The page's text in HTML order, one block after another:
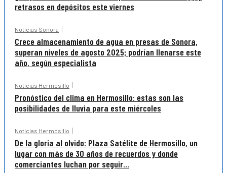
retrasos en depósitos este viernes
Noticias Sonora
Crece almacenamiento de agua en presas de Sonora,
superan niveles de agosto 2025; podrían llenarse este
año, según especialista
Noticias Hermosillo
Pronóstico del clima en Hermosillo: estas son las
posibilidades de lluvia para este miércoles
Noticias Hermosillo
De la gloria al olvido: Plaza Satélite de Hermosillo, un
lugar con más de 30 años de recuerdos y donde
comerciantes luchan por seguir...